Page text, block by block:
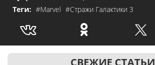
Теги: #Marvel #Стражи Галактики 3
СВЕЖИЕ СТАТЬИ